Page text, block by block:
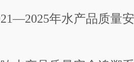
年水产品质量安